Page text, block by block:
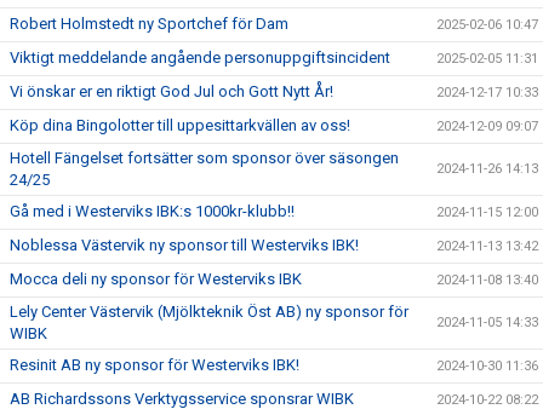
Robert Holmstedt ny Sportchef för Dam 2025-02-06 10:47
Viktigt meddelande angående personuppgiftsincident 2025-02-05 11:31
Vi önskar er en riktigt God Jul och Gott Nytt År! 2024-12-17 10:33
Köp dina Bingolotter till uppesittarkvällen av oss! 2024-12-09 09:07
Hotell Fängelset fortsätter som sponsor över säsongen
24/25
2024-11-26 14:13
Gå med i Westerviks IBK:s 1000kr-klubb!! 2024-11-15 12:00
Noblessa Västervik ny sponsor till Westerviks IBK! 2024-11-13 13:42
Mocca deli ny sponsor för Westerviks IBK 2024-11-08 13:40
Lely Center Västervik (Mjölkteknik Öst AB) ny sponsor för
WIBK
2024-11-05 14:33
Resinit AB ny sponsor för Westerviks IBK! 2024-10-30 11:36
AB Richardssons Verktygsservice sponsrar WIBK 2024-10-22 08:22